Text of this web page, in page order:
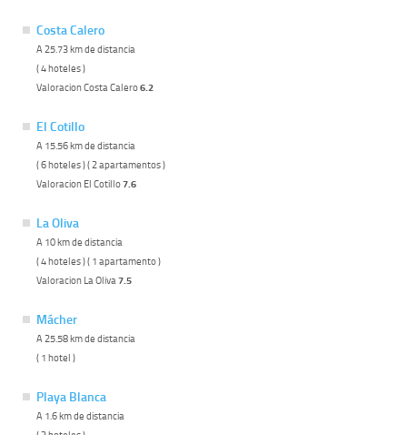
Costa Calero
A 25.73 km de distancia
( 4 hoteles )
Valoracion Costa Calero6.2
El Cotillo
A 15.56 km de distancia
( 6 hoteles ) ( 2 apartamentos )
Valoracion El Cotillo7.6
La Oliva
A 10 km de distancia
( 4 hoteles ) ( 1 apartamento )
Valoracion La Oliva7.5
Mácher
A 25.58 km de distancia
( 1 hotel )
Playa Blanca
A 1.6 km de distancia